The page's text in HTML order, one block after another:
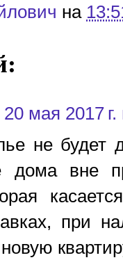
на
20 мая 2017
не будет
дома вне
при